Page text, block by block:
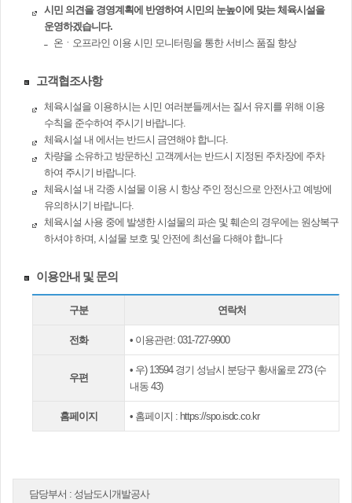
시민 의견을 경영계획에 반영하여 시민의 눈높이에 맞는 체육시설을
운영하겠습니다.
온ㆍ오프라인 이용 시민 모니터링을 통한 서비스 품질 향상
고객협조사항
체육시설을 이용하시는 시민 여러분들께서는 질서 유지를 위해 이용
수칙을 준수하여 주시기 바랍니다.
체육시설 내 에서는 반드시 금연해야 합니다.
차량을 소유하고 방문하신 고객께서는 반드시 지정된 주차장에 주차
하여 주시기 바랍니다.
체육시설 내 각종 시설물 이용 시 항상 주인 정신으로 안전사고 예방에
유의하시기 바랍니다.
체육시설 사용 중에 발생한 시설물의 파손 및 훼손의 경우에는 원상복구
하셔야 하며, 시설물 보호 및 안전에 최선을 다해야 합니다
이용안내 및 문의
구분 연락처
전화 • 이용관련: 031-727-9900
우편
• 우) 13594 경기 성남시 분당구 황새울로 273 (수
내동 43)
홈페이지 • 홈페이지 : https://spo.isdc.co.kr
담당부서 : 성남도시개발공사